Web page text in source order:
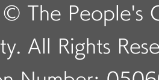
The People's
All Rights